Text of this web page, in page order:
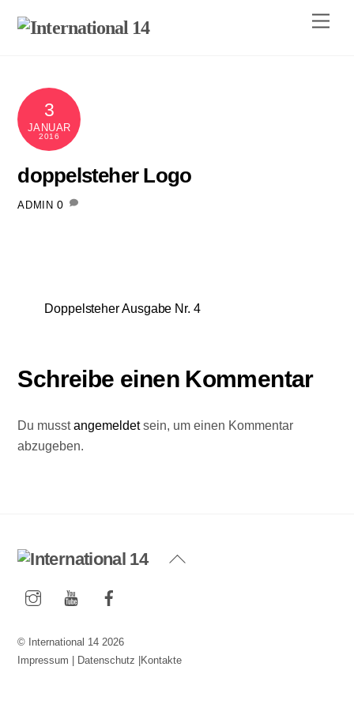
3
JANUAR
2016
doppelsteher Logo
ADMIN 0
Doppelsteher Ausgabe Nr. 4
Schreibe einen Kommentar
Du musstangemeldetsein, um einen Kommentar
abzugeben.
Back
InstagramYouTube
© International 14 2026
Impressum
Datenschutz Kontakte